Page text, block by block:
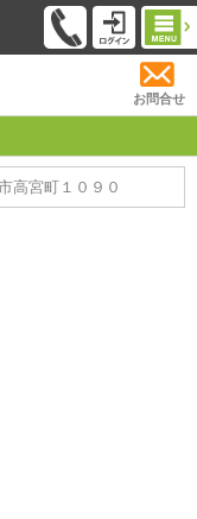
お問合せ
高宮町１０９０